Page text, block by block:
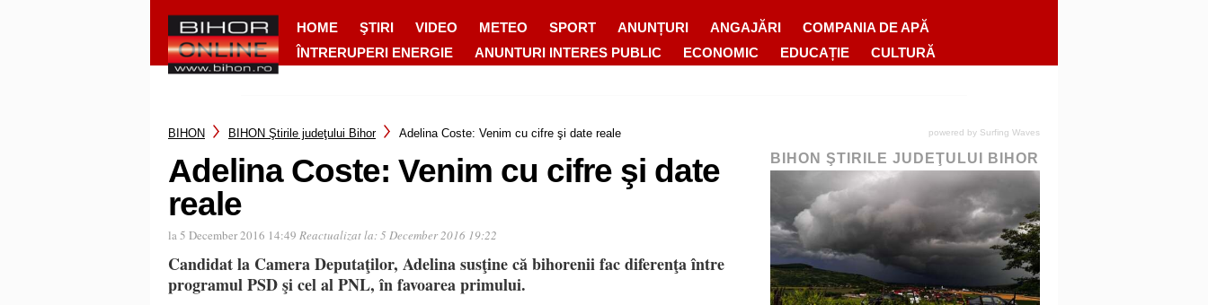
HOME ŞTIRI VIDEO METEO SPORT ANUNȚURI ANGAJĂRI
COMPANIA DE APĂ
ÎNTRERUPERI ENERGIE
ANUNTURI INTERES PUBLIC ECONOMIC EDUCAȚIE CULTURĂ
BIHON BIHON Ştirile judeţului Bihor Adelina Coste: Venim cu cifre şi date reale
Adelina Coste: Venim cu cifre şi date
reale
la 5 December 2016 14:49 Reactualizat la:5 December 2016 19:22
Candidat la Camera Deputaţilor, Adelina susţine că bihorenii fac diferenţa între
programul PSD şi cel al PNL, în favoarea primului.
powered by Surfing Waves
BIHON ŞTIRILE JUDEŢULUI BIHOR